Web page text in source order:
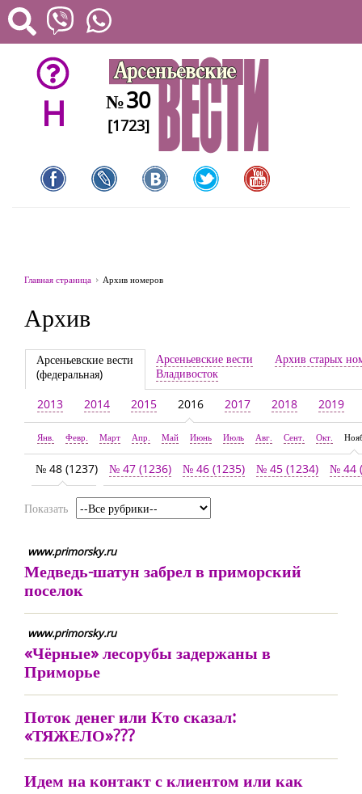
H №30
[1723]
Главная страница Архив номеров
Архив
Арсеньевские вести
(федеральная)
Арсеньевские вести
Владивосток
Архив старых
2013 2014 2015 2016 2017 2018 2019
Янв. Февр. Март Апр. Май Июнь Июль Авг. Сент. Окт.
№ 48 (1237) № 47 (1236) № 46 (1235) № 45 (1234) № 44
Показать
www.primorsky.ru
Медведь-шатун забрел в приморский
поселок
www.primorsky.ru
«Чёрные» лесорубы задержаны в
Приморье
Поток денег или Кто сказал:
«ТЯЖЕЛО»???
Идем на контакт с клиентом или как